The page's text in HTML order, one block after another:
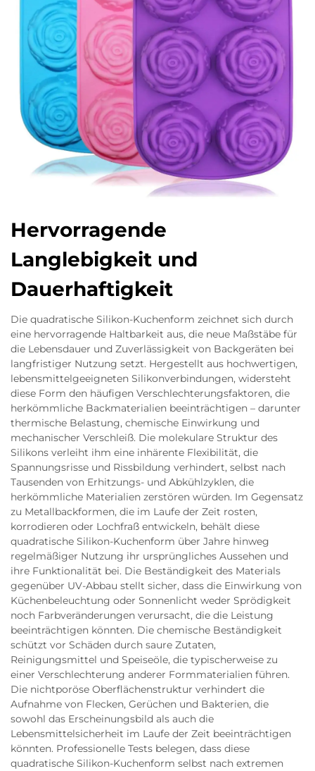
Hervorragende
Langlebigkeit und
Dauerhaftigkeit
Die quadratische Silikon-Kuchenform zeichnet sich durch
eine hervorragende Haltbarkeit aus, die neue Maßstäbe für
die Lebensdauer und Zuverlässigkeit von Backgeräten bei
langfristiger Nutzung setzt. Hergestellt aus hochwertigen,
lebensmittelgeeigneten Silikonverbindungen, widersteht
diese Form den häufigen Verschlechterungsfaktoren, die
herkömmliche Backmaterialien beeinträchtigen – darunter
thermische Belastung, chemische Einwirkung und
mechanischer Verschleiß. Die molekulare Struktur des
Silikons verleiht ihm eine inhärente Flexibilität, die
Spannungsrisse und Rissbildung verhindert, selbst nach
Tausenden von Erhitzungs- und Abkühlzyklen, die
herkömmliche Materialien zerstören würden. Im Gegensatz
zu Metallbackformen, die im Laufe der Zeit rosten,
korrodieren oder Lochfraß entwickeln, behält diese
quadratische Silikon-Kuchenform über Jahre hinweg
regelmäßiger Nutzung ihr ursprüngliches Aussehen und
ihre Funktionalität bei. Die Beständigkeit des Materials
gegenüber UV-Abbau stellt sicher, dass die Einwirkung von
Küchenbeleuchtung oder Sonnenlicht weder Sprödigkeit
noch Farbveränderungen verursacht, die die Leistung
beeinträchtigen könnten. Die chemische Beständigkeit
schützt vor Schäden durch saure Zutaten,
Reinigungsmittel und Speiseöle, die typischerweise zu
einer Verschlechterung anderer Formmaterialien führen.
Die nichtporöse Oberflächenstruktur verhindert die
Aufnahme von Flecken, Gerüchen und Bakterien, die
sowohl das Erscheinungsbild als auch die
Lebensmittelsicherheit im Laufe der Zeit beeinträchtigen
könnten. Professionelle Tests belegen, dass diese
quadratische Silikon-Kuchenform selbst nach extremen